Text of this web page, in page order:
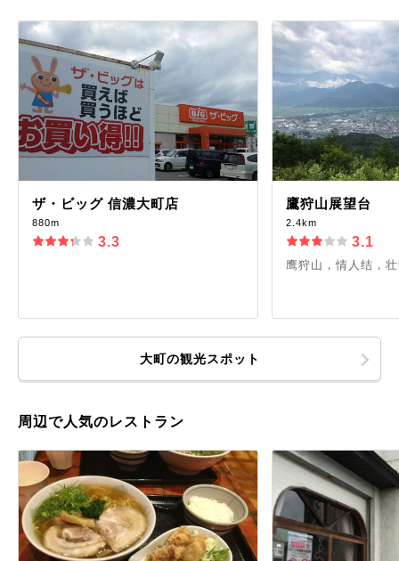
ザ・ビッグ 信濃大町店
880m
3.3
鷹狩山展望台
2.4km
3.1
鹰狩山，情人结，
大町の観光スポット
周辺で人気のレストラン